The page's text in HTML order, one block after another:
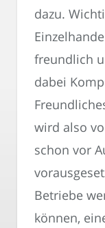
dazu.
freundlich
dabei
wird also
schon vor
Betriebe
können,